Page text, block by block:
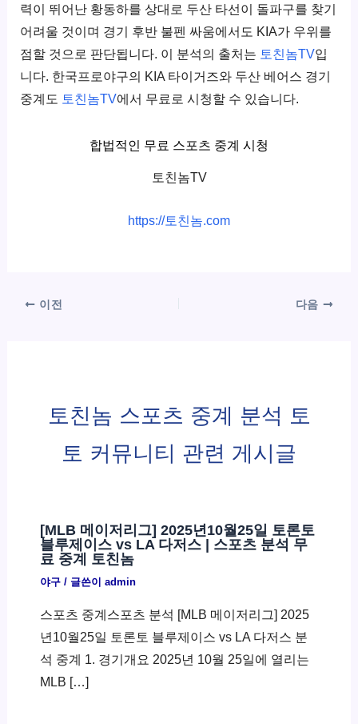
력이 뛰어난 황동하를 상대로 두산 타선이 돌파구를 찾기
어려울 것이며 경기 후반 불펜 싸움에서도 KIA가 우위를
점할 것으로 판단됩니다. 이 분석의 출처는 토친놈TV입
니다. 한국프로야구의 KIA 타이거즈와 두산 베어스 경기
중계도 토친놈TV에서 무료로 시청할 수 있습니다.
합법적인 무료 스포츠 중계 시청
토친놈TV
https://토친놈.com
이전 다음
토친놈 스포츠 중계 분석 토
토 커뮤니티 관련 게시글
[MLB 메이저리그] 2025년10월25일 토론토
블루제이스 vs LA 다저스 | 스포츠 분석 무
료 중계 토친놈
야구/ 글쓴이 admin
스포츠 중계스포츠 분석 [MLB 메이저리그] 2025
년10월25일 토론토 블루제이스 vs LA 다저스 분
석 중계 1. 경기개요 2025년 10월 25일에 열리는
MLB […]